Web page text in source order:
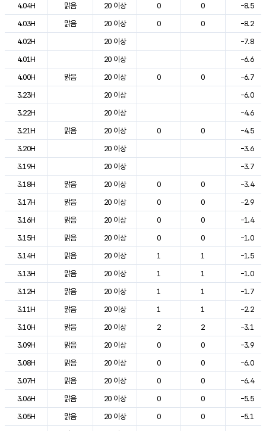
4.04H
맑음 20 이상 0 0
-8.5
4.03H
맑음 20 이상 0 0
-8.2
4.02H
20 이상
-7.8
4.01H
20 이상
-6.6
4.00H
맑음 20 이상 0 0
-6.7
3.23H
20 이상
-6.0
3.22H
20 이상
-4.6
3.21H
맑음 20 이상 0 0
-4.5
3.20H
20 이상
-3.6
3.19H
20 이상
-3.7
3.18H
맑음 20 이상 0 0
-3.4
3.17H
맑음 20 이상 0 0
-2.9
3.16H
맑음 20 이상 0 0
-1.4
3.15H
맑음 20 이상 0 0
-1.0
3.14H
맑음 20 이상 1 1
-1.5
3.13H
맑음 20 이상 1 1
-1.0
3.12H
맑음 20 이상 1 1
-1.7
3.11H
맑음 20 이상 1 1
-2.2
3.10H
맑음 20 이상 2 2
-3.1
3.09H
맑음 20 이상 0 0
-3.9
3.08H
맑음 20 이상 0 0
-6.0
3.07H
맑음 20 이상 0 0
-6.4
3.06H
맑음 20 이상 0 0
-5.5
3.05H
맑음 20 이상 0 0
-5.1